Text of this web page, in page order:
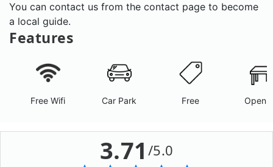
You can contact us from the contact page to become
a local guide.
Features
Free Wifi Car Park Free Open
3.71 /5.0